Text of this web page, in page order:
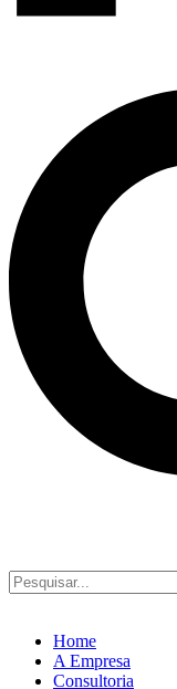
Home
A Empresa
Consultoria